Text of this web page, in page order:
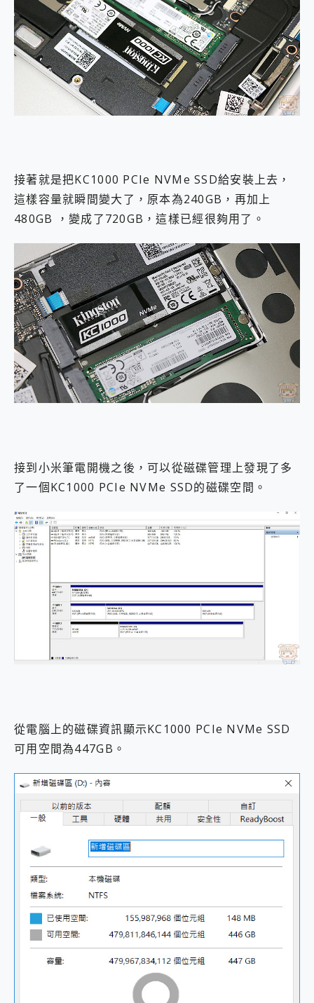
接著就是把KC1000 PCIe NVMe SSD給安裝上去，
這樣容量就瞬間變大了，原本為240GB，再加上
480GB ，變成了720GB，這樣已經很夠用了。
接到小米筆電開機之後，可以從磁碟管理上發現了多
了一個KC1000 PCIe NVMe SSD的磁碟空間。
從電腦上的磁碟資訊顯示KC1000 PCIe NVMe SSD
可用空間為447GB。